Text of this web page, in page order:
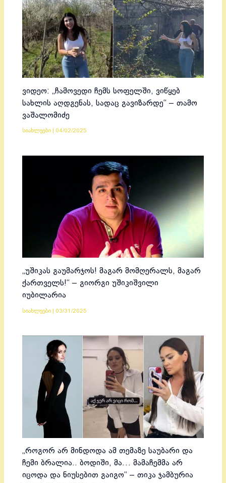
ვიდეო: „ჩამოვედი ჩემს სოფელში, ვიწყებ
სახლის აღდგენას, სადაც გავიზარდე“ – თამო
ვაშალომიძე
სიახლეები 04/02/2025
„უშიკას გაუმარჯოს! მაგარ მომღერალს, მაგარ
ქართველს!“ – გიორგი უშიკიშვილი
იუბილარია
სიახლეები 03/31/2025
„როგორ არ მინდოდა ამ თემაზე საუბარი და
ჩემი ბრალია.. ბოდიში, მა… მამაჩემმა არ
იცოდა და ნიუსებით გაიგო“ – თიკა ჯამბურია